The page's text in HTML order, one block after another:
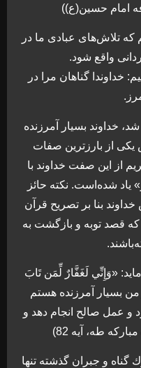
امام حسين(ع))
كه تلاش‌های عبادی ما در
واقع شود.
خداوندا گناهان مرا در
خداوند بسيار آمرزنده
از بارزترين صفات
از اين صفت خداوند با
ياد شده‌است. نکته حائز
بنا بر تصريح قرآن
قصد توبه و بازگشت به
«وَإِنِّي لَغَفَّارٌ لِّمَن تَابَ
بسيار آمرزنده هستم
و عمل صالح انجام دهد و
طه، آيه 82)
و جبران گذشته تنها